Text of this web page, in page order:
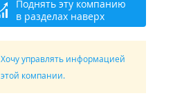
Поднять эту компанию
в разделах наверх
Хочу управлять информацией
этой компании.